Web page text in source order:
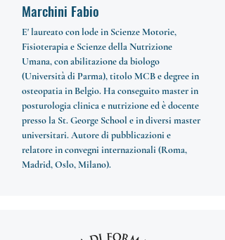
Marchini Fabio
E' laureato con lode in Scienze Motorie,
Fisioterapia e Scienze della Nutrizione
Umana, con abilitazione da biologo
(Università di Parma), titolo MCB e degree in
osteopatia in Belgio. Ha conseguito master in
posturologia clinica e nutrizione ed è docente
presso la St. George School e in diversi master
universitari. Autore di pubblicazioni e
relatore in convegni internazionali (Roma,
Madrid, Oslo, Milano).